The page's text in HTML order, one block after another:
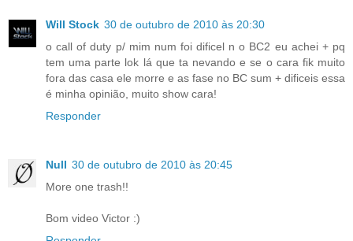
Will Stock 30 de outubro de 2010 às 20:30
o call of duty p/ mim num foi dificel n o BC2 eu achei + pq
tem uma parte lok lá que ta nevando e se o cara fik muito
fora das casa ele morre e as fase no BC sum + dificeis essa
é minha opinião, muito show cara!
Responder
Null 30 de outubro de 2010 às 20:45
More one trash!!
Bom video Victor :)